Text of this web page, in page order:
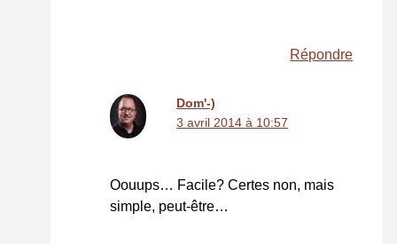
Répondre
Dom'-)
3 avril 2014 à 10:57
Oouups… Facile? Certes non, mais
simple, peut-être…